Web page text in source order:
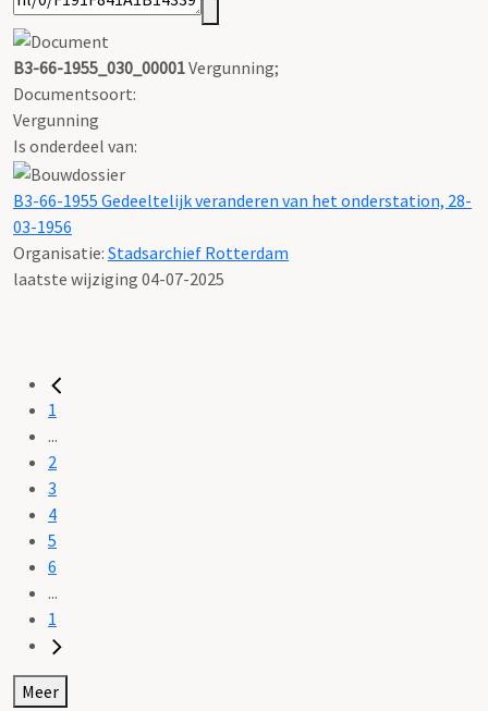
B3-66-1955_030_00001Vergunning;
Documentsoort:
Vergunning
Is onderdeel van:
B3-66-1955 Gedeeltelijk veranderen van het onderstation, 28-
03-1956
Organisatie: Stadsarchief Rotterdam
laatste wijziging 04-07-2025
1
...
2
3
4
5
6
...
1
Meer